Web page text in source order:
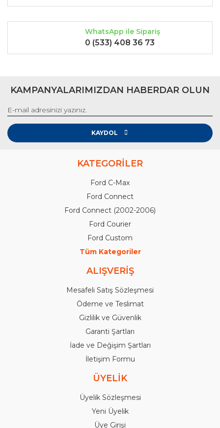
WhatsApp ile Sipariş
0 (533) 408 36 73
KAMPANYALARIMIZDAN HABERDAR OLUN
KAYDOL
KATEGORİLER
Ford C-Max
Ford Connect
Ford Connect (2002-2006)
Ford Courier
Ford Custom
Tüm Kategoriler
ALIŞVERİŞ
Mesafeli Satış Sözleşmesi
Ödeme ve Teslimat
Gizlilik ve Güvenlik
Garanti Şartları
İade ve Değişim Şartları
İletişim Formu
ÜYELİK
Üyelik Sözleşmesi
Yeni Üyelik
Üye Girişi